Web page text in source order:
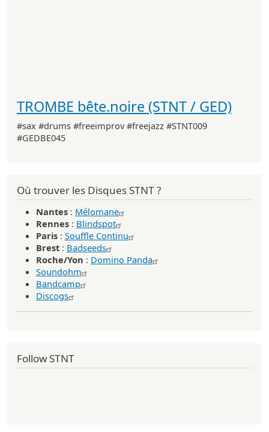
TROMBE bête.noire (STNT / GED)
#sax #drums #freeimprov #freejazz #STNT009
#GEDBE045
Où trouver les Disques STNT ?
Nantes : Mélomane
Rennes : Blindspot
Paris : Souffle Continu
Brest : Badseeds
Roche/Yon : Domino Panda
Soundohm
Bandcamp
Discogs
Follow STNT